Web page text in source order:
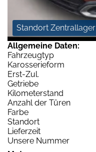
Standort Zentrallager
Allgemeine Daten:
Fahrzeugtyp
Karosserieform
Erst-Zul.
Getriebe
Kilometerstand
Anzahl der Türen
Farbe
Standort
Lieferzeit
Unsere Nummer